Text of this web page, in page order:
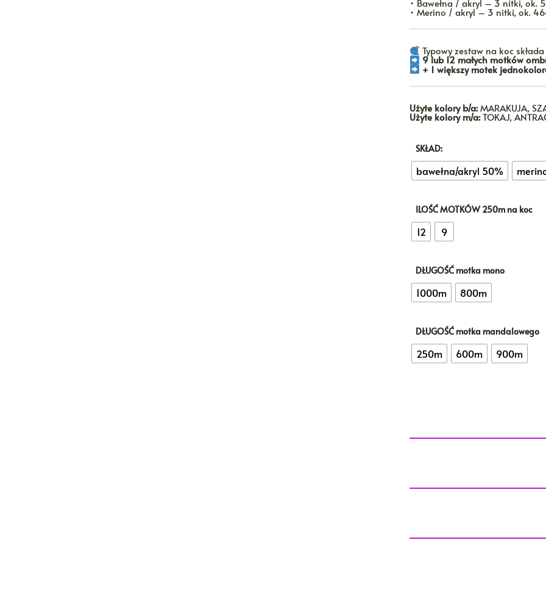
• Merino / akryl – 3 nitki, ok.
Typowy zestaw na koc składa
9 lub 12 małych motków
+ 1 większy motek
Użyte kolory b/a:MARAKUJA,
Użyte kolory m/a:TOKAJ,
SKŁAD:
bawełna/akryl 50%
ILOŚĆ MOTKÓW 250m na koc
12 9
DŁUGOŚĆ motka mono
1000m 800m
DŁUGOŚĆ motka mandalowego
250m 600m 900m